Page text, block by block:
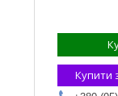
Купити